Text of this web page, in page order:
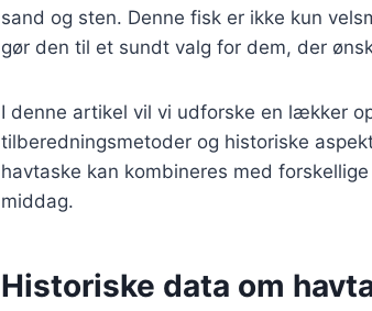
sand og sten. Denne fisk er ikke kun
gør den til et sundt valg for dem, der
I denne artikel vil vi udforske en lækker
tilberedningsmetoder og historiske
havtaske kan kombineres med
middag.
Historiske data om